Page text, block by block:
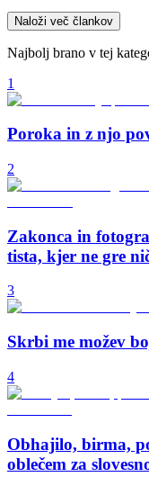
Naloži več člankov
Najbolj brano v tej
1
Poroka in z njo
2
Zakonca in
tista, kjer ne gre
3
Skrbi me možev
4
Obhajilo, birma,
oblečem za